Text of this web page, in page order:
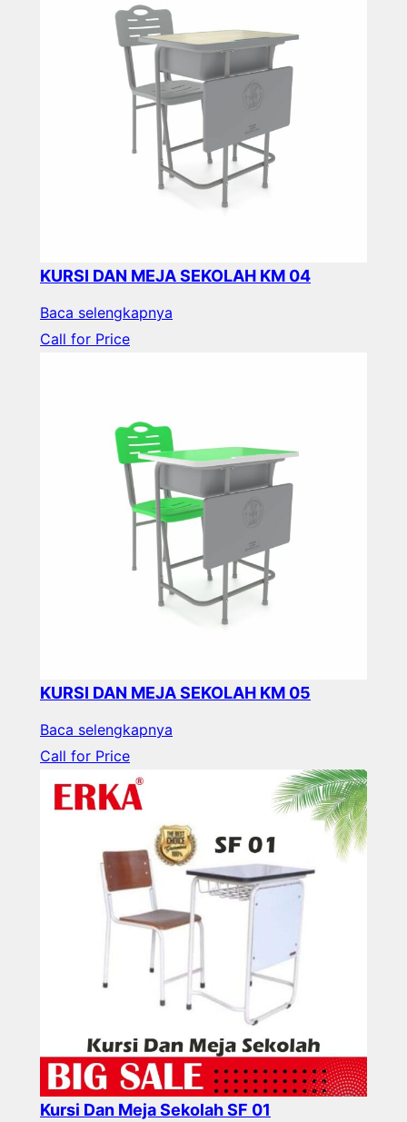
KURSI DAN MEJA SEKOLAH KM 04
Baca selengkapnya
Call for Price
KURSI DAN MEJA SEKOLAH KM 05
Baca selengkapnya
Call for Price
Kursi Dan Meja Sekolah SF 01